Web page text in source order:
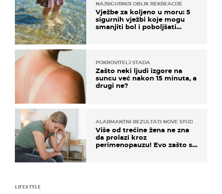
NAJSIGURNIJI OBLIK REKREACIJE
Vježbe za koljeno u moru: 5
sigurnih vježbi koje mogu
smanjiti bol i poboljšati
POKROVITELJ STADA
Zašto neki ljudi izgore na
suncu već nakon 15 minuta, a
drugi ne?
ALARMANTNI REZULTATI NOVE STUDIJE
Više od trećine žena ne zna
da prolazi kroz
perimenopauzu! Evo zašto su
LIFESTYLE